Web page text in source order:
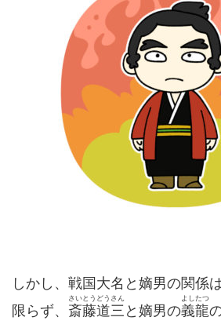
しかし、戦国大名と嫡男の関係
限らず、 斎藤道三
さいとうどうさん
と嫡男の義龍
よしたつ